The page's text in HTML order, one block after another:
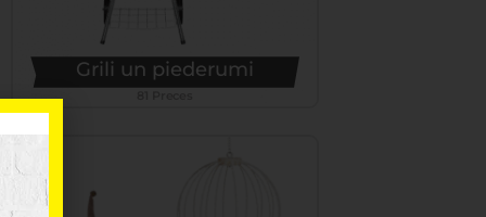
Grili un piederumi